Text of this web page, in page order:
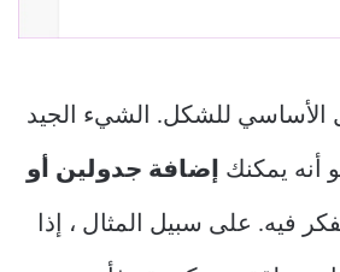
الأساسي للشكل. الشيء الجيد
أنه يمكنك إضافة جدولين أو
فيه. على سبيل المثال ، إذا